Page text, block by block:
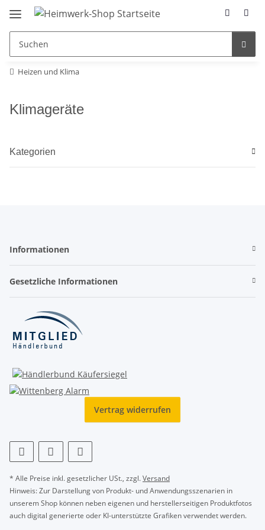
Heizen und Klima
Klimageräte
Kategorien
Informationen
Gesetzliche Informationen
Vertrag widerrufen
* Alle Preise inkl. gesetzlicher USt., zzgl.Versand
Hinweis: Zur Darstellung von Produkt- und Anwendungsszenarien in
unserem Shop können neben eigenen und herstellerseitigen Produktfotos
auch digital generierte oder KI-unterstützte Grafiken verwendet werden.